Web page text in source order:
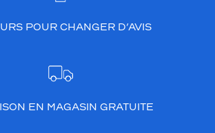
POUR CHANGER D’AVIS
EN MAGASIN GRATUITE